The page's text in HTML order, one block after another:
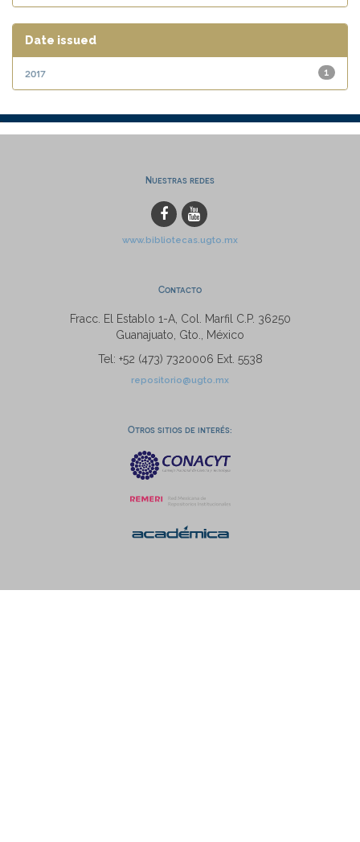
Date issued
1
2017
Nuestras redes
www.bibliotecas.ugto.mx
Contacto
Fracc. El Establo 1-A, Col. Marfil C.P. 36250
Guanajuato, Gto., México
Tel: +52 (473) 7320006 Ext. 5538
repositorio@ugto.mx
Otros sitios de interés: